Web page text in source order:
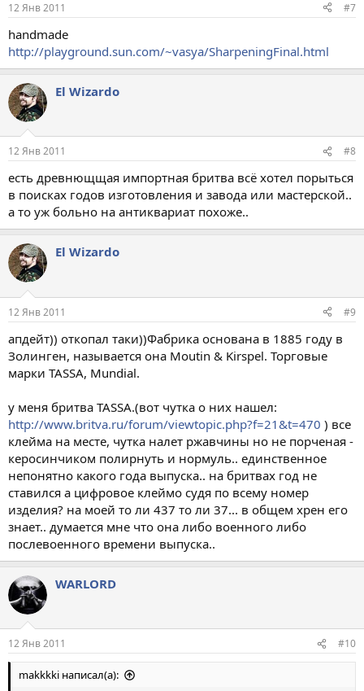
12 Янв 2011 #7
handmade
http://playground.sun.com/~vasya/SharpeningFinal.html
El Wizardo
12 Янв 2011 #8
есть древнющщая импортная бритва всё хотел порыться
в поисках годов изготовления и завода или мастерской..
а то уж больно на антиквариат похоже..
El Wizardo
12 Янв 2011 #9
апдейт)) откопал таки))Фабрика основана в 1885 году в
Золинген, называется она Moutin & Kirspel. Торговые
марки TASSA, Mundial.
у меня бритва TASSA.(вот чутка о них нашел:
http://www.britva.ru/forum/viewtopic.php?f=21&t=470 ) все
клейма на месте, чутка налет ржавчины но не порченая -
керосинчиком полирнуть и нормуль.. единственное
непонятно какого года выпуска.. на бритвах год не
ставился а цифровое клеймо судя по всему номер
изделия? на моей то ли 437 то ли 37... в общем хрен его
знает.. думается мне что она либо военного либо
послевоенного времени выпуска..
WARLORD
12 Янв 2011 #10
makkkki написал(а):